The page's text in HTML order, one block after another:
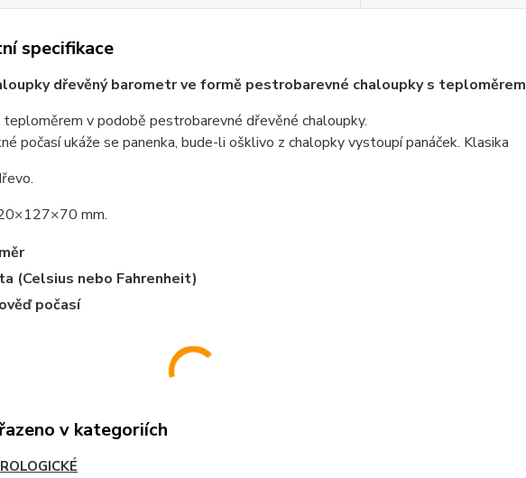
specifikace
dřevěný barometr ve formě pestrobarevné chaloupky s teploměrem
v podobě pestrobarevné dřevěné chaloupky.
počasí ukáže se panenka, bude-li ošklivo z chalopky vystoupí panáček. Klasika
mm.
(Celsius nebo Fahrenheit)
počasí
v kategoriích